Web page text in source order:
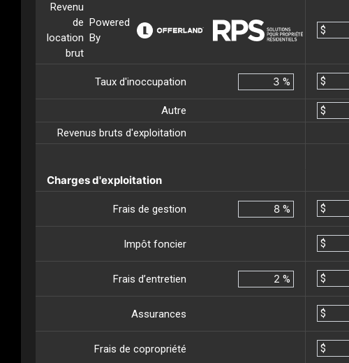
Revenu
de
location
brut
Powered
By
$
Taux d'inoccupation % $
Autre
$
Revenus bruts d'exploitation
Charges d'exploitation
Frais de gestion % $
Impôt foncier $
Frais d’entretien % $
Assurances $
Frais de copropriété $